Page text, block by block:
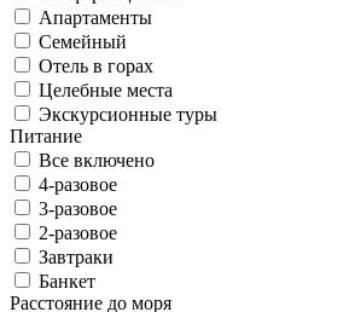
Апартаменты
Семейный
Отель в горах
Целебные места
Экскурсионные туры
Питание
Все включено
4-разовое
3-разовое
2-разовое
Завтраки
Банкет
Расстояние до моря